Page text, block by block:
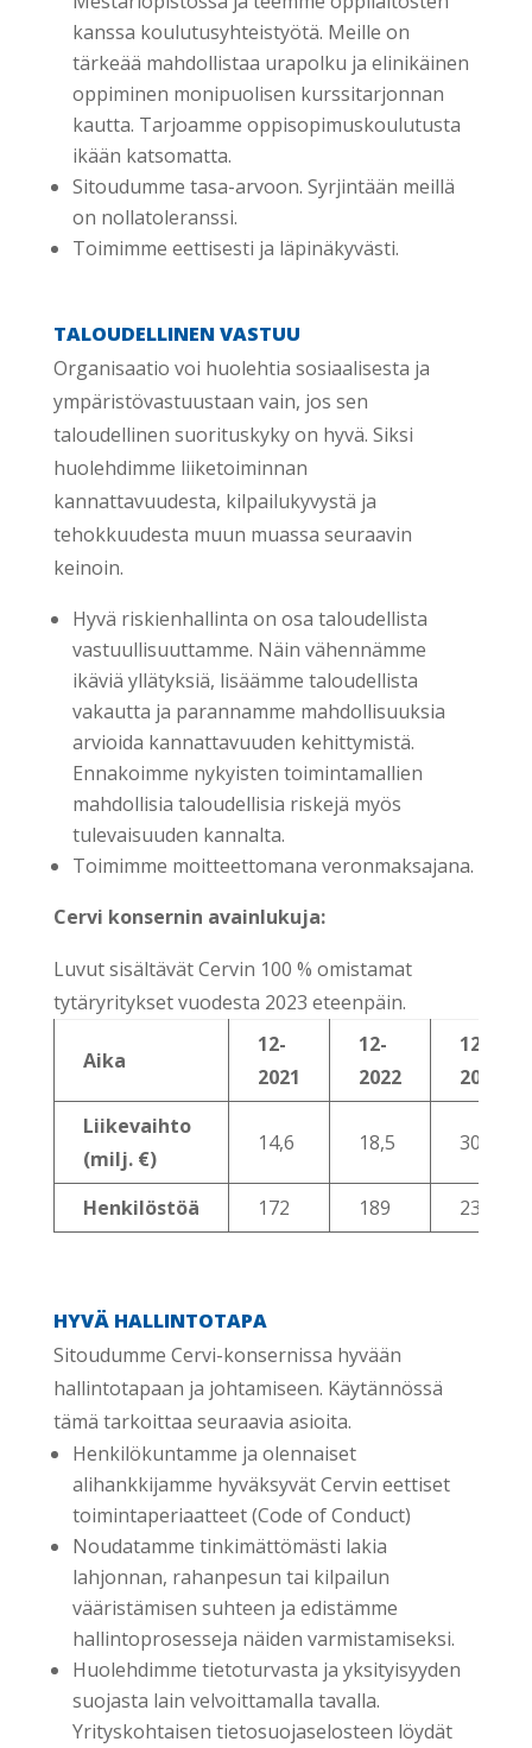
kanssa koulutusyhteistyötä. Meille on
tärkeää mahdollistaa urapolku ja elinikäinen
oppiminen monipuolisen kurssitarjonnan
kautta. Tarjoamme oppisopimuskoulutusta
ikään katsomatta.
Sitoudumme tasa-arvoon. Syrjintään meillä
on nollatoleranssi.
Toimimme eettisesti ja läpinäkyvästi.
TALOUDELLINEN VASTUU
Organisaatio voi huolehtia sosiaalisesta ja
ympäristövastuustaan vain, jos sen
taloudellinen suorituskyky on hyvä. Siksi
huolehdimme liiketoiminnan
kannattavuudesta, kilpailukyvystä ja
tehokkuudesta muun muassa seuraavin
keinoin.
Hyvä riskienhallinta on osa taloudellista
vastuullisuuttamme. Näin vähennämme
ikäviä yllätyksiä, lisäämme taloudellista
vakautta ja parannamme mahdollisuuksia
arvioida kannattavuuden kehittymistä.
Ennakoimme nykyisten toimintamallien
mahdollisia taloudellisia riskejä myös
tulevaisuuden kannalta.
Toimimme moitteettomana veronmaksajana.
Cervi konsernin avainlukuja:
Luvut sisältävät Cervin 100 % omistamat
tytäryritykset vuodesta 2023 eteenpäin.
Aika
12-
2021
12-
2022
12-
2023
Liikevaihto
(milj. €)
14,6 18,5 30,7
Henkilöstöä 172 189 235
HYVÄ HALLINTOTAPA
Sitoudumme Cervi-konsernissa hyvään
hallintotapaan ja johtamiseen. Käytännössä
tämä tarkoittaa seuraavia asioita.
Henkilökuntamme ja olennaiset
alihankkijamme hyväksyvät Cervin eettiset
toimintaperiaatteet (Code of Conduct)
Noudatamme tinkimättömästi lakia
lahjonnan, rahanpesun tai kilpailun
vääristämisen suhteen ja edistämme
hallintoprosesseja näiden varmistamiseksi.
Huolehdimme tietoturvasta ja yksityisyyden
suojasta lain velvoittamalla tavalla.
Yrityskohtaisen tietosuojaselosteen löydät